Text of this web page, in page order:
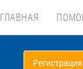
ГЛАВНАЯ
Регистрация